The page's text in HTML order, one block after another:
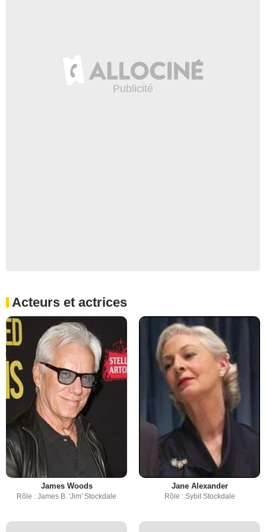
Acteurs et actrices
James Woods
Rôle : James B. 'Jim' Stockdale
Jane Alexander
Rôle : Sybil Stockdale